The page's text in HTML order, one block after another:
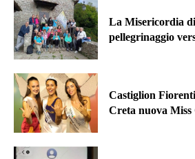
La Misericordia
pellegrinaggio
Castiglion
Creta nuova Miss